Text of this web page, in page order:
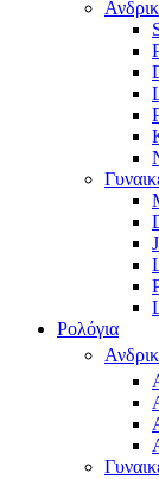
Ρολόγια